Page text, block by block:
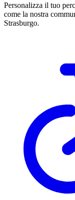
Personalizza il tuo
come la nostra
Strasburgo.